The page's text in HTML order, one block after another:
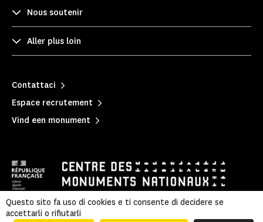
Nous soutenir
Aller plus loin
Contattaci
Espace recrutement
Vind een monument
隐私政策 | Informazioni legali
Questo sito fa uso di cookies e ti consente di decidere se
accettarli o rifiutarli